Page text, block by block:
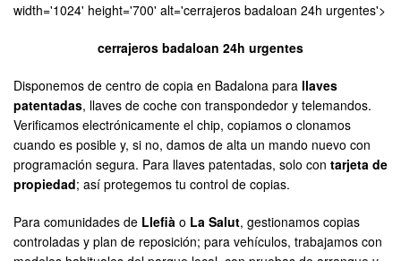
width='1024' height='700' alt='cerrajeros badaloan 24h urgentes'>
cerrajeros badaloan 24h urgentes
Disponemos de centro de copia en Badalona para llaves
patentadas, llaves de coche con transpondedor y telemandos.
Verificamos electrónicamente el chip, copiamos o clonamos
cuando es posible y, si no, damos de alta un mando nuevo con
programación segura. Para llaves patentadas, solo con tarjeta de
propiedad; así protegemos tu control de copias.
Para comunidades de Llefià o La Salut, gestionamos copias
controladas y plan de reposición; para vehículos, trabajamos con